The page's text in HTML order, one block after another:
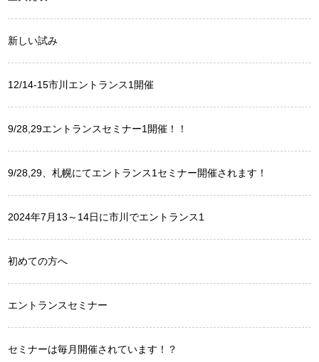
新しい試み
12/14-15市川エントランス1開催
9/28,29エントランスセミナー1開催！！
9/28,29、札幌にてエントランス1セミナー開催されます！
2024年7月13～14日に市川でエントランス1
初めての方へ
エントランスセミナー
セミナーは毎月開催されています！？